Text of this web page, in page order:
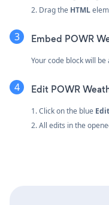
2. Drag the HTML
Embed POWR
Your code block will
Edit POWR
1. Click on the blue
2. All edits in the